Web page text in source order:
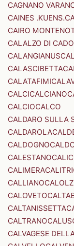
CAGNANO
CAINES .KUENS.
CAIRO
CALALZO DI
CALANGIANUS
CALASCIBETTA
CALATAFIMI
CALCICALCIANO
CALCIOCALCO
CALDARO SULLA
CALDAROLA
CALDOGNO
CALESTANO
CALIMERACALITRI
CALLIANO
CALOVETO
CALTANISSETTA
CALTRANO
CALVAGESE